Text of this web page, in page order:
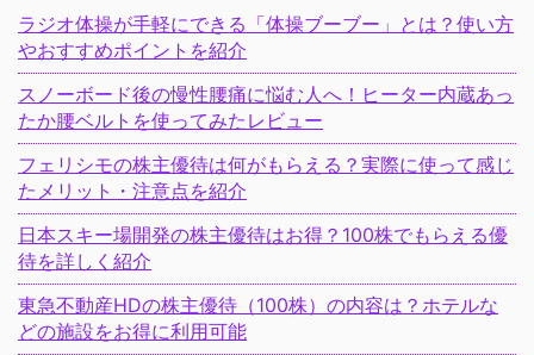
ラジオ体操が手軽にできる「体操ブーブー」とは？使い方
やおすすめポイントを紹介
スノーボード後の慢性腰痛に悩む人へ！ヒーター内蔵あっ
たか腰ベルトを使ってみたレビュー
フェリシモの株主優待は何がもらえる？実際に使って感じ
たメリット・注意点を紹介
日本スキー場開発の株主優待はお得？100株でもらえる優
待を詳しく紹介
東急不動産HDの株主優待（100株）の内容は？ホテルな
どの施設をお得に利用可能